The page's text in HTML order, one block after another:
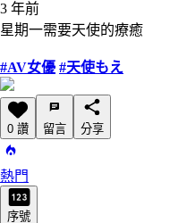
3 年前
星期一需要天使的療癒
#AV女優 #天使もえ
0 讚 留言 分享
熱門
序號